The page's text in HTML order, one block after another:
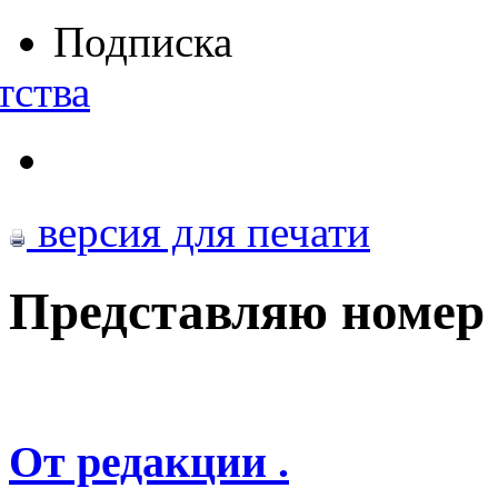
Подписка
версия для печати
Представляю номер
От редакции .